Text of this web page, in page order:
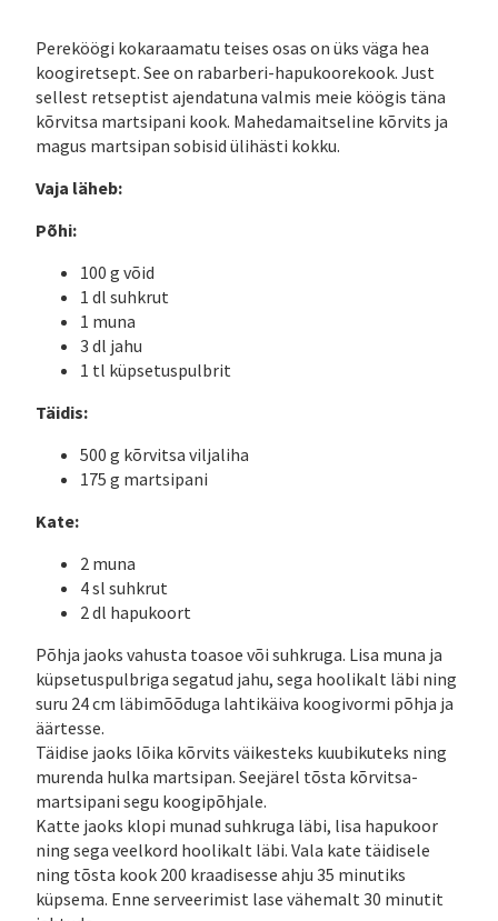
Pereköögi kokaraamatu teises osas on üks väga hea
koogiretsept. See on rabarberi-hapukoorekook. Just
sellest retseptist ajendatuna valmis meie köögis täna
kõrvitsa martsipani kook. Mahedamaitseline kõrvits ja
magus martsipan sobisid ülihästi kokku.
Vaja läheb:
Põhi:
100 g võid
1 dl suhkrut
1 muna
3 dl jahu
1 tl küpsetuspulbrit
Täidis:
500 g kõrvitsa viljaliha
175 g martsipani
Kate:
2 muna
4 sl suhkrut
2 dl hapukoort
Põhja jaoks vahusta toasoe või suhkruga. Lisa muna ja
küpsetuspulbriga segatud jahu, sega hoolikalt läbi ning
suru 24 cm läbimõõduga lahtikäiva koogivormi põhja ja
äärtesse.
Täidise jaoks lõika kõrvits väikesteks kuubikuteks ning
murenda hulka martsipan. Seejärel tõsta kõrvitsa-
martsipani segu koogipõhjale.
Katte jaoks klopi munad suhkruga läbi, lisa hapukoor
ning sega veelkord hoolikalt läbi. Vala kate täidisele
ning tõsta kook 200 kraadisesse ahju 35 minutiks
küpsema. Enne serveerimist lase vähemalt 30 minutit